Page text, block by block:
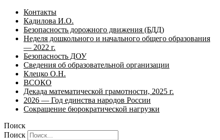
Контакты
Кадилова И.О.
Безопасность дорожного движения (БДД)
Неделя дошкольного и начального общего образования
— 2022 г.
Безопасность ДОУ
Сведения об образовательной организации
Клецко О.Н.
ВСОКО
Декада математической грамотности, 2025 г.
2026 — Год единства народов России
Сокращение бюрократической нагрузки
Поиск
Поиск